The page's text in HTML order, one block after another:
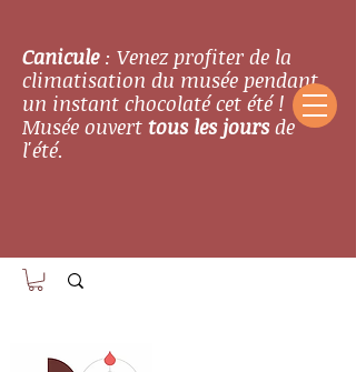
Canicule: Venez profiter de la
climatisation du musée pendant
un instant chocolaté cet été !
Musée ouverttous les joursde
l'été.